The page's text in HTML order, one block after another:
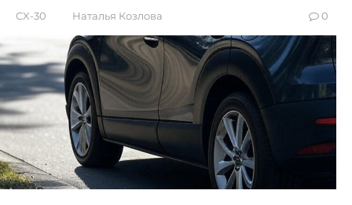
CX-30 Наталья Козлова 0